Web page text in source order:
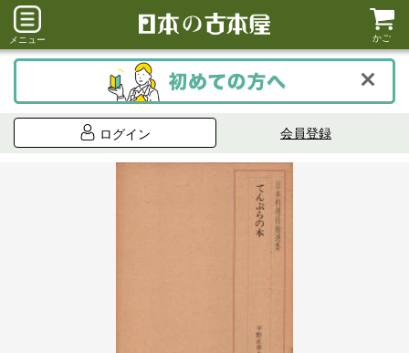
メニュー かご
ログイン 会員登録